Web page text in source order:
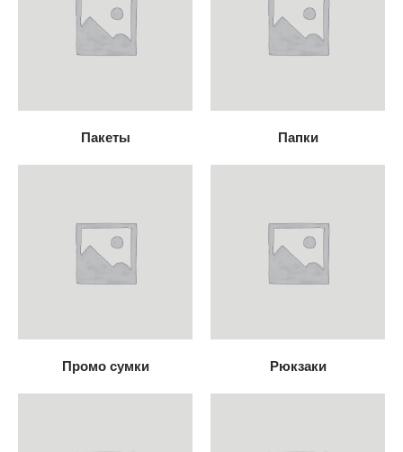
Пакеты Папки
Промо сумки Рюкзаки